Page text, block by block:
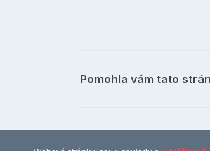
Pomohla vám tato